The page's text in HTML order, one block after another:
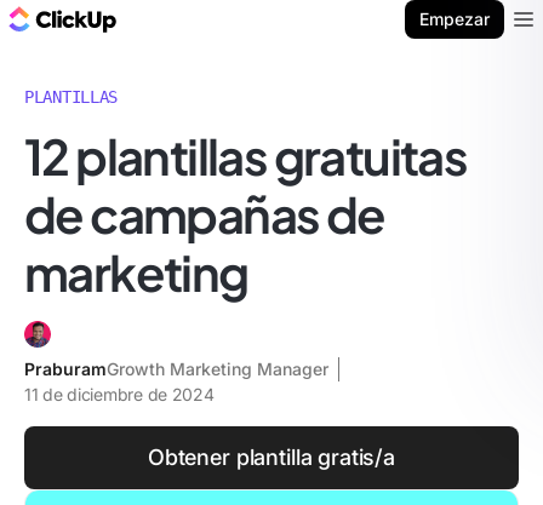
Empezar
PLANTILLAS
12 plantillas gratuitas
de campañas de
marketing
PraburamGrowth Marketing Manager
11 de diciembre de 2024
Obtener plantilla gratis/a